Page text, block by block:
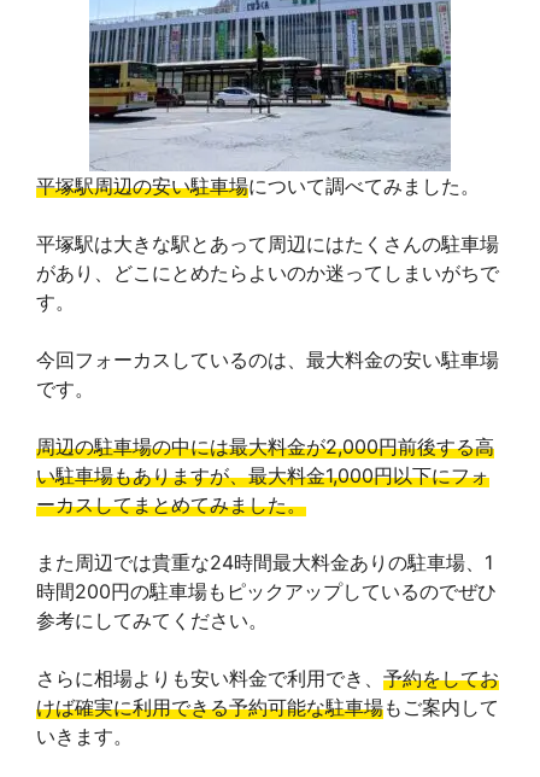
平塚駅周辺の安い駐車場について調べてみました。
平塚駅は大きな駅とあって周辺にはたくさんの駐車場
があり、どこにとめたらよいのか迷ってしまいがちで
す。
今回フォーカスしているのは、最大料金の安い駐車場
です。
周辺の駐車場の中には最大料金が2,000円前後する高
い駐車場もありますが、最大料金1,000円以下にフォ
ーカスしてまとめてみました。
また周辺では貴重な24時間最大料金ありの駐車場、1
時間200円の駐車場もピックアップしているのでぜひ
参考にしてみてください。
さらに相場よりも安い料金で利用でき、 予約をしてお
けば確実に利用できる予約可能な駐車場もご案内して
いきます。